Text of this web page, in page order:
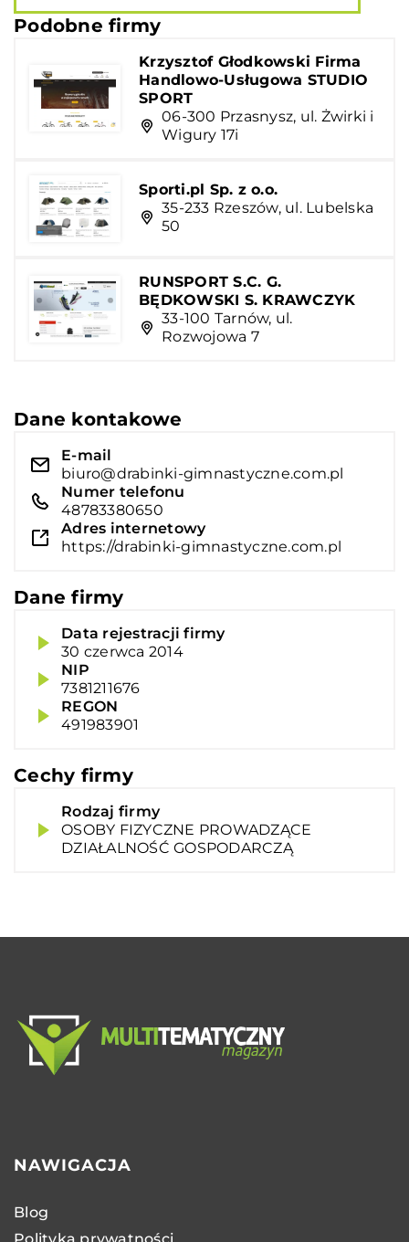
Podobne firmy
Krzysztof Głodkowski Firma
Handlowo-Usługowa STUDIO
SPORT
06-300 Przasnysz, ul. Żwirki i
Wigury 17i
Sporti.pl Sp. z o.o.
35-233 Rzeszów, ul. Lubelska
50
RUNSPORT S.C. G.
BĘDKOWSKI S. KRAWCZYK
33-100 Tarnów, ul.
Rozwojowa 7
Dane kontakowe
E-mail
biuro@drabinki-gimnastyczne.com.pl
Numer telefonu
48783380650
Adres internetowy
https://drabinki-gimnastyczne.com.pl
Dane firmy
Data rejestracji firmy
30 czerwca 2014
NIP
7381211676
REGON
491983901
Cechy firmy
Rodzaj firmy
OSOBY FIZYCZNE PROWADZĄCE
DZIAŁALNOŚĆ GOSPODARCZĄ
NAWIGACJA
Blog
Polityka prywatności